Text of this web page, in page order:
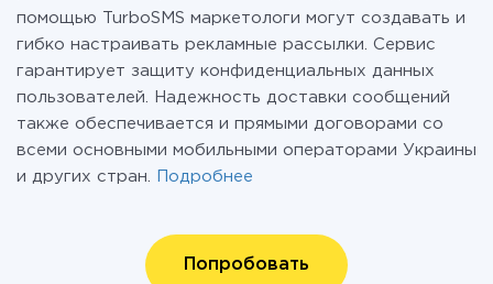
помощью TurboSMS маркетологи могут создавать и
гибко настраивать рекламные рассылки. Сервис
гарантирует защиту конфиденциальных данных
пользователей. Надежность доставки сообщений
также обеспечивается и прямыми договорами со
всеми основными мобильными операторами Украины
и других стран.
Подробнее
Попробовать